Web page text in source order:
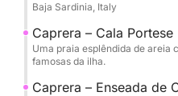
encontram-se algumas
da Sardenha, perfeitas
snorkeling.
O passeio continua em
Baja Sardinia, Italy
Caprera – Cala Portese
Uma praia esplêndida de areia
famosas da ilha.
Caprera – Enseada de